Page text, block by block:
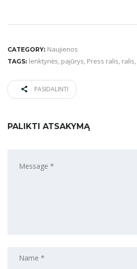
CATEGORY: Naujienos
TAGS: lenktynės, pajūrys, Press ralis, ralis,
PASIDALINTI
PALIKTI ATSAKYMĄ